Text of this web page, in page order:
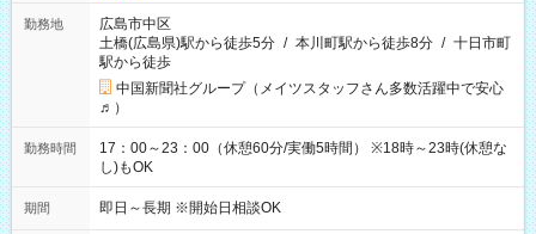
勤務地
広島市中区
土橋(広島県)駅から徒歩5分 / 本川町駅から徒歩8分 / 十日市町
駅から徒歩
中国新聞社グループ（メイツスタッフさん多数活躍中で安心
♬）
勤務時間
17：00～23：00（休憩60分/実働5時間） ※18時～23時(休憩な
し)もOK
期間 即日～長期 ※開始日相談OK